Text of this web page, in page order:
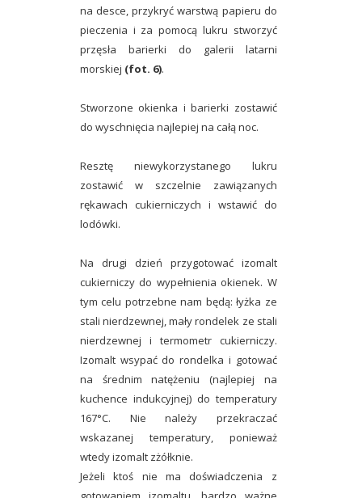
na desce, przykryć warstwą papieru do
pieczenia i za pomocą lukru stworzyć
przęsła barierki do galerii latarni
morskiej (fot. 6).
Stworzone okienka i barierki zostawić
do wyschnięcia najlepiej na całą noc.
Resztę niewykorzystanego lukru
zostawić w szczelnie zawiązanych
rękawach cukierniczych i wstawić do
lodówki.
Na drugi dzień przygotować izomalt
cukierniczy do wypełnienia okienek. W
tym celu potrzebne nam będą: łyżka ze
stali nierdzewnej, mały rondelek ze stali
nierdzewnej i termometr cukierniczy.
Izomalt wsypać do rondelka i gotować
na średnim natężeniu (najlepiej na
kuchence indukcyjnej) do temperatury
167°C. Nie należy przekraczać
wskazanej temperatury, ponieważ
wtedy izomalt zżółknie.
Jeżeli ktoś nie ma doświadczenia z